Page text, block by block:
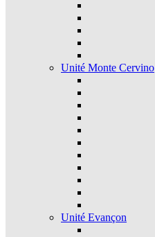
Unité Monte Cervino
Unité Evançon